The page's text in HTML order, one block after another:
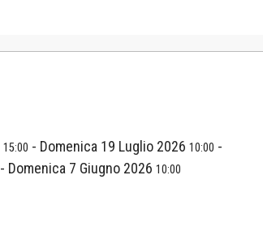
15:00 - Domenica 19 Luglio 2026 10:00 -
- Domenica 7 Giugno 2026 10:00